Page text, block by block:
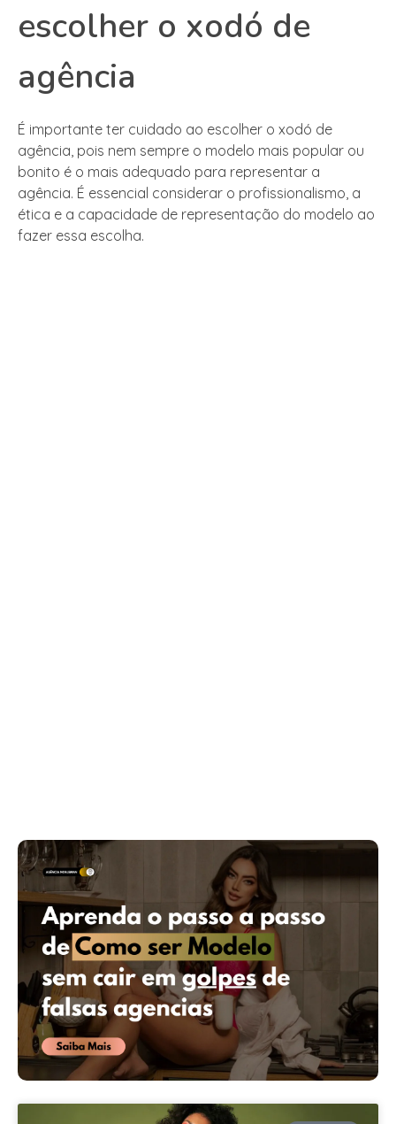
escolher o xodó de
agência
É importante ter cuidado ao escolher o xodó de
agência, pois nem sempre o modelo mais popular ou
bonito é o mais adequado para representar a
agência. É essencial considerar o profissionalismo, a
ética e a capacidade de representação do modelo ao
fazer essa escolha.